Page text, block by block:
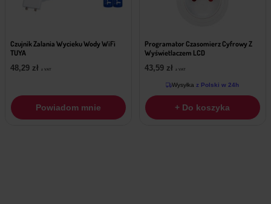
Czujnik Zalania Wycieku Wody WiFi
TUYA
48,29 zł z VAT
Powiadom mnie
Programator Czasomierz Cyfrowy Z
Wyświetlaczem LCD
43,59 zł z VAT
Wysyłka z Polski w 24h
+ Do koszyka